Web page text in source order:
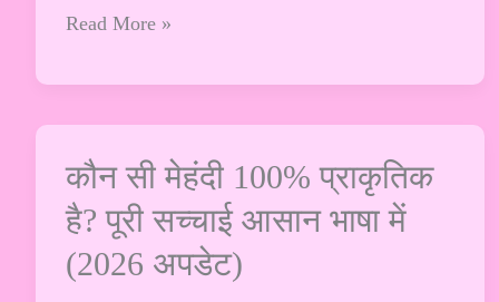
Modern
Read More »
कौन सी मेहंदी 100% प्राकृतिक
है? पूरी सच्चाई आसान भाषा में
(2026 अपडेट)
कौन
सी
मेहंदी
100%
प्राकृतिक